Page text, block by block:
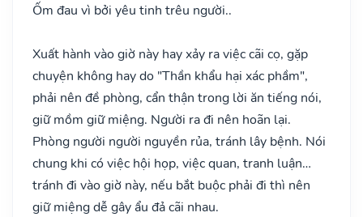
Ốm đau vì bởi yêu tinh trêu người..
Xuất hành vào giờ này hay xảy ra việc cãi cọ, gặp
chuyện không hay do "Thần khẩu hại xác phầm",
phải nên đề phòng, cẩn thận trong lời ăn tiếng nói,
giữ mồm giữ miệng. Người ra đi nên hoãn lại.
Phòng người người nguyền rủa, tránh lây bệnh. Nói
chung khi có việc hội họp, việc quan, tranh luận…
tránh đi vào giờ này, nếu bắt buộc phải đi thì nên
giữ miệng dễ gây ẩu đả cãi nhau.